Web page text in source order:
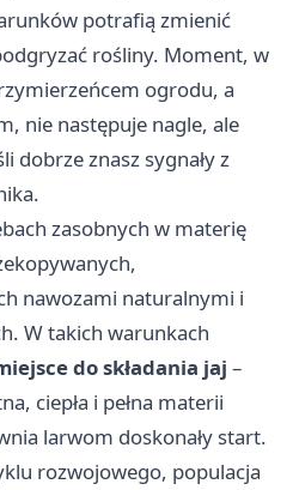
potrafią zmienić
rośliny. Moment, w
ogrodu, a
nie następuje nagle, ale
dobrze znasz sygnały z
zasobnych w materię
nawozami naturalnymi i
W takich warunkach
do składania jaj –
ciepła i pełna materii
larwom doskonały start.
rozwojowego, populacja